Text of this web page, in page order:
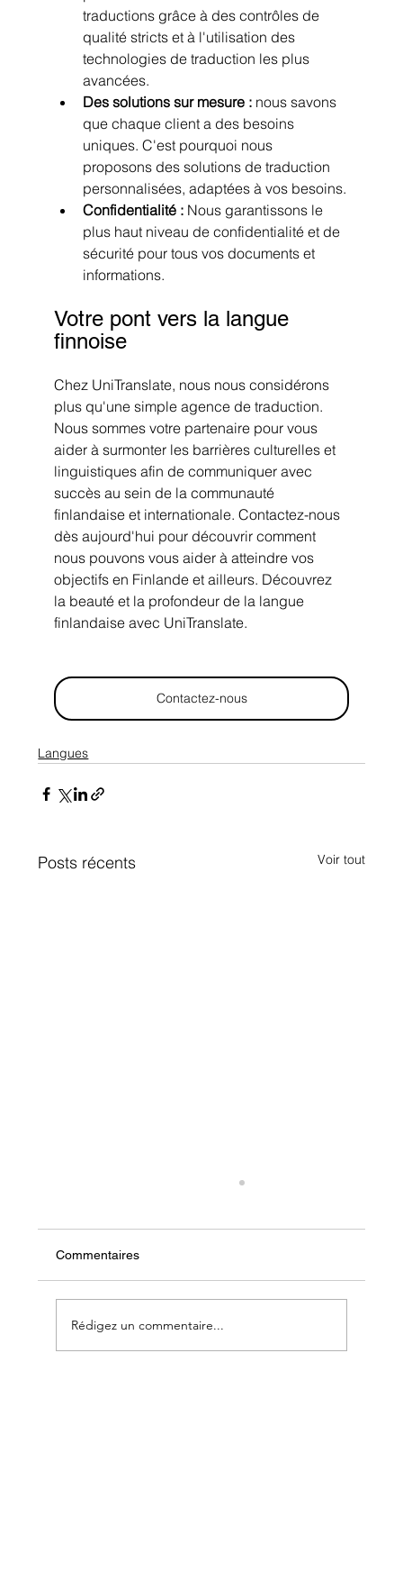
traductions grâce à des contrôles de
qualité stricts et à l'utilisation des
technologies de traduction les plus
avancées.
Des solutions sur mesure : nous savons
que chaque client a des besoins
uniques. C'est pourquoi nous
proposons des solutions de traduction
personnalisées, adaptées à vos besoins.
Confidentialité : Nous garantissons le
plus haut niveau de confidentialité et de
sécurité pour tous vos documents et
informations.
Votre pont vers la langue
finnoise
Chez UniTranslate, nous nous considérons
plus qu'une simple agence de traduction.
Nous sommes votre partenaire pour vous
aider à surmonter les barrières culturelles et
linguistiques afin de communiquer avec
succès au sein de la communauté
finlandaise et internationale. Contactez-nous
dès aujourd'hui pour découvrir comment
nous pouvons vous aider à atteindre vos
objectifs en Finlande et ailleurs. Découvrez
la beauté et la profondeur de la langue
finlandaise avec UniTranslate.
Contactez-nous
Langues
Posts récents Voir tout
Commentaires
Rédigez un commentaire...